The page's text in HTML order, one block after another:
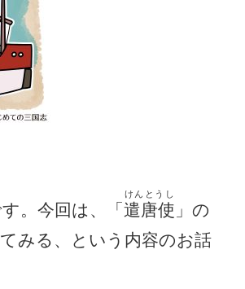
。今回は、「 遣唐使
けんとうし
」の
みる、という内容のお話